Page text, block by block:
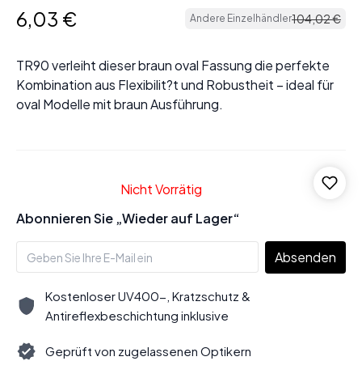
6,03 € Andere Einzelhändler104,02€
TR90 verleiht dieser braun oval Fassung die perfekte
Kombination aus Flexibilit?t und Robustheit – ideal für
oval Modelle mit braun Ausführung.
Nicht Vorrätig
Abonnieren Sie „Wieder auf Lager“
Absenden
Kostenloser UV400-, Kratzschutz &
Antireflexbeschichtung inklusive
Geprüft von zugelassenen Optikern